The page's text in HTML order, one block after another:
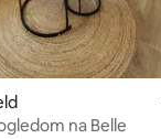
na Belle